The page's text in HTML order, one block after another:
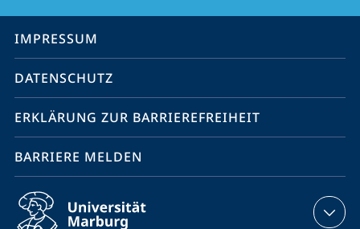
Service-
Navigation
IMPRESSUM
DATENSCHUTZ
ERKLÄRUNG ZUR BARRIEREFREIHEIT
BARRIERE MELDEN